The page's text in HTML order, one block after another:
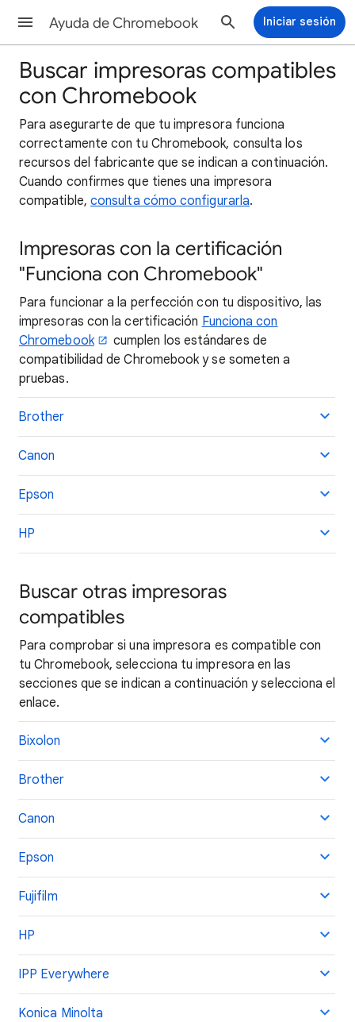
Ayuda de Chromebook Iniciar sesión
Buscar impresoras compatibles
con Chromebook
Para asegurarte de que tu impresora funciona
correctamente con tu Chromebook, consulta los
recursos del fabricante que se indican a continuación.
Cuando confirmes que tienes una impresora
compatible, consulta cómo configurarla.
Impresoras con la certificación
"Funciona con Chromebook"
Para funcionar a la perfección con tu dispositivo, las
impresoras con la certificación Funciona con
Chromebook
cumplen los estándares de
compatibilidad de Chromebook y se someten a
pruebas.
Brother
Canon
Epson
HP
Buscar otras impresoras
compatibles
Para comprobar si una impresora es compatible con
tu Chromebook, selecciona tu impresora en las
secciones que se indican a continuación y selecciona el
enlace.
Bixolon
Brother
Canon
Epson
Fujifilm
HP
IPP Everywhere
Konica Minolta